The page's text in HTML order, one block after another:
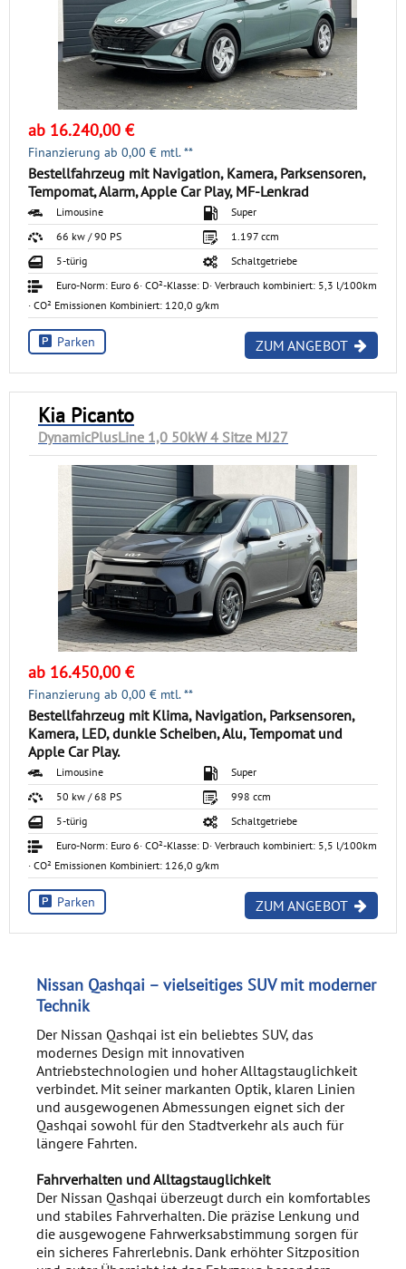
ab 16.240,00 €
Finanzierung ab 0,00 € mtl. **
Bestellfahrzeug mit Navigation, Kamera, Parksensoren,
Tempomat, Alarm, Apple Car Play, MF-Lenkrad
Limousine
Super
66 kw / 90 PS
1.197 ccm
5-türig
Schaltgetriebe
Euro-Norm: Euro 6· CO²-Klasse: D· Verbrauch kombiniert: 5,3 l/100km
· CO² Emissionen Kombiniert: 120,0 g/km
Parken ZUM ANGEBOT
Kia Picanto
DynamicPlusLine 1,0 50kW 4 Sitze MJ27
ab 16.450,00 €
Finanzierung ab 0,00 € mtl. **
Bestellfahrzeug mit Klima, Navigation, Parksensoren,
Kamera, LED, dunkle Scheiben, Alu, Tempomat und
Apple Car Play.
Limousine
Super
50 kw / 68 PS
998 ccm
5-türig
Schaltgetriebe
Euro-Norm: Euro 6· CO²-Klasse: D· Verbrauch kombiniert: 5,5 l/100km
· CO² Emissionen Kombiniert: 126,0 g/km
Parken ZUM ANGEBOT
Nissan Qashqai – vielseitiges SUV mit moderner
Technik
Der Nissan Qashqai ist ein beliebtes SUV, das
modernes Design mit innovativen
Antriebstechnologien und hoher Alltagstauglichkeit
verbindet. Mit seiner markanten Optik, klaren Linien
und ausgewogenen Abmessungen eignet sich der
Qashqai sowohl für den Stadtverkehr als auch für
längere Fahrten.
Fahrverhalten und Alltagstauglichkeit
Der Nissan Qashqai überzeugt durch ein komfortables
und stabiles Fahrverhalten. Die präzise Lenkung und
die ausgewogene Fahrwerksabstimmung sorgen für
ein sicheres Fahrerlebnis. Dank erhöhter Sitzposition